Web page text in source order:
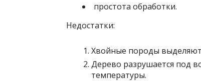
простота обработки.
Недостатки:
Хвойные породы
Дерево разрушается под
температуры.